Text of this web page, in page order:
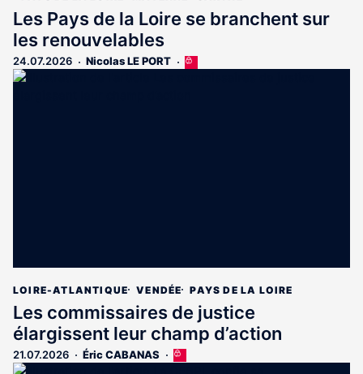
Les Pays de la Loire se branchent sur
les renouvelables
24.07.2026 Nicolas LE PORT
Cet
LOIRE-ATLANTIQUE VENDÉE PAYS DE LA LOIRE
Les commissaires de justice
élargissent leur champ d’action
21.07.2026 Éric CABANAS
Cet